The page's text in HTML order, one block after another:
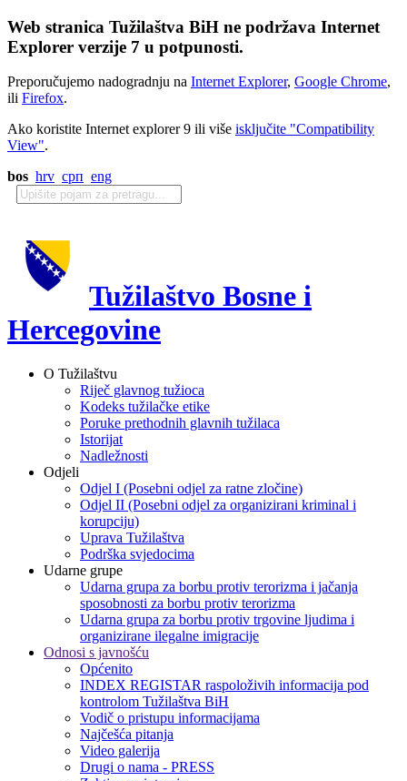
Web stranica Tužilaštva BiH ne podržava Internet
Explorer verzije 7 u potpunosti.
Preporučujemo nadogradnju na Internet Explorer, Google Chrome,
ili Firefox.
Ako koristite Internet explorer 9 ili više isključite "Compatibility
View".
bos hrv срп eng
Tužilaštvo Bosne i
Hercegovine
O Tužilaštvu
Riječ glavnog tužioca
Kodeks tužilačke etike
Poruke prethodnih glavnih tužilaca
Istorijat
Nadležnosti
Odjeli
Odjel I (Posebni odjel za ratne zločine)
Odjel II (Posebni odjel za organizirani kriminal i
korupciju)
Uprava Tužilaštva
Podrška svjedocima
Udarne grupe
Udarna grupa za borbu protiv terorizma i jačanja
sposobnosti za borbu protiv terorizma
Udarna grupa za borbu protiv trgovine ljudima i
organizirane ilegalne imigracije
Odnosi s javnošću
Općenito
INDEX REGISTAR raspoloživih informacija pod
kontrolom Tužilaštva BiH
Vodič o pristupu informacijama
Najčešća pitanja
Video galerija
Drugi o nama - PRESS